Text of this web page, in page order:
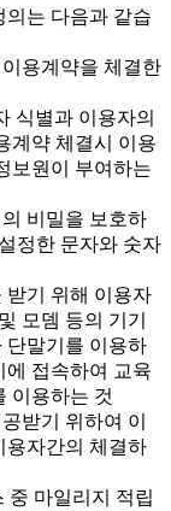
의는 다음과 같습
용계약을 체결한
식별과 이용자의
계약 체결시 이용
보원이 부여하는
비밀을 보호하
정한 문자와 숫자
기 위해 이용자
모뎀 등의 기기
말기를 이용하
에 접속하여 교육
이용하는 것
받기 위하여 이
용자간의 체결하
중 마일리지 적립